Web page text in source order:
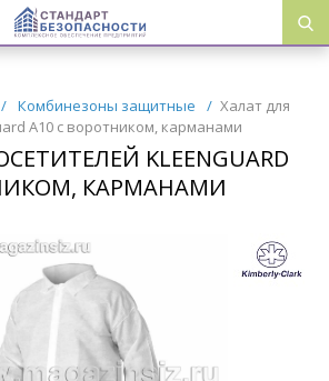
/ Комбинезоны защитные / Халат для
A10 с воротником, карманами
KLEENGUARD
КАРМАНАМИ